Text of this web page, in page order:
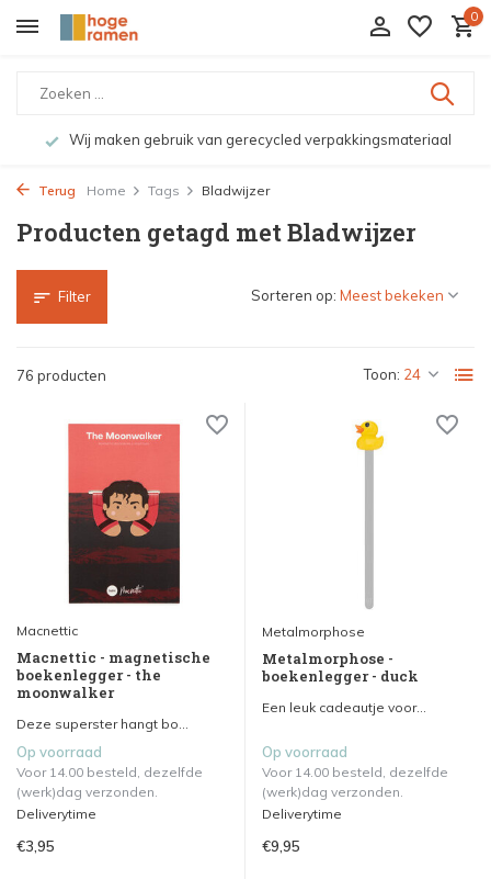
0
Wij maken gebruik van gerecycled verpakkingsmateriaal
Terug Home Tags Bladwijzer
Producten getagd met Bladwijzer
Filter
76 producten Toon:
Sorteren op:
Macnettic
Macnettic - magnetische
boekenlegger - the
moonwalker
Deze superster hangt bo...
Op voorraad
Voor 14.00 besteld, dezelfde
(werk)dag verzonden.
Deliverytime
€3,95
Metalmorphose
Metalmorphose -
boekenlegger - duck
Een leuk cadeautje voor...
Op voorraad
Voor 14.00 besteld, dezelfde
(werk)dag verzonden.
Deliverytime
€9,95